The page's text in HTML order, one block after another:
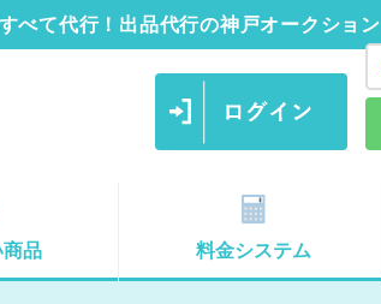
べて代行！出品代行の神戸オークション
品 料金システム